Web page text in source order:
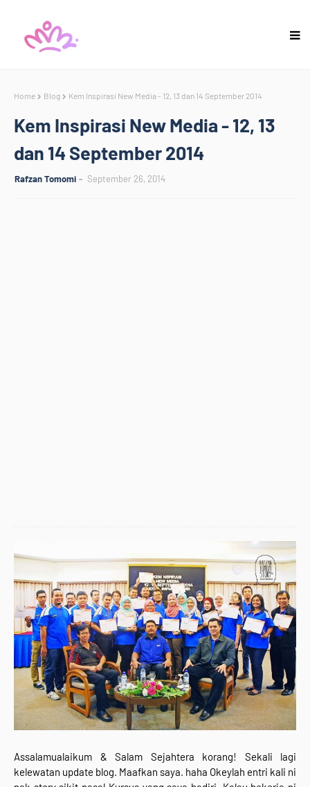
Home Blog Kem Inspirasi New Media - 12, 13 dan 14 September 2014
Kem Inspirasi New Media - 12, 13
dan 14 September 2014
Rafzan Tomomi September 26, 2014
Assalamualaikum & Salam Sejahtera korang! Sekali lagi
kelewatan update blog. Maafkan saya. haha Okeylah entri kali ni